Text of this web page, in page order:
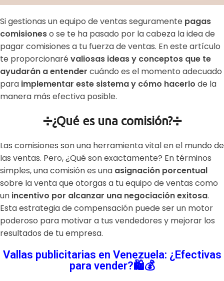
Si gestionas un equipo de ventas seguramente pagas
comisioneso se te ha pasado por la cabeza la idea de
pagar comisiones a tu fuerza de ventas. En este artículo
te proporcionaré valiosas ideas y conceptos que te
ayudarán a entender cuándo es el momento adecuado
para implementar este sistema y cómo hacerlo de la
manera más efectiva posible.
➗¿Qué es una comisión?➗
Las comisiones son una herramienta vital en el mundo de
las ventas. Pero, ¿Qué son exactamente? En términos
simples, una comisión es una asignación porcentual
sobre la venta que otorgas a tu equipo de ventas como
un incentivo por alcanzar una negociación exitosa.
Esta estrategia de compensación puede ser un motor
poderoso para motivar a tus vendedores y mejorar los
resultados de tu empresa.
Vallas publicitarias en Venezuela: ¿Efectivas
para vender?🛍️💰